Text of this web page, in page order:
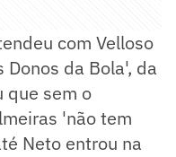
com Velloso
da Bola', da
que sem o
'não tem
Neto entrou na